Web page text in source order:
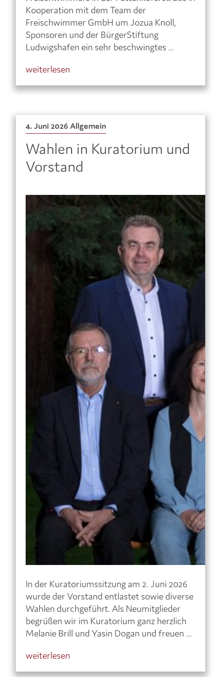
Kooperation mit dem Team der
Freischwimmer GmbH um Jozua Knoll,
Sponsoren und der BürgerStiftung
Ludwigshafen ein sehr beschwingtes ...
weiterlesen
4. Juni 2026Allgemein
Wahlen in Kuratorium und
Vorstand
In der Kuratoriumssitzung am 2. Juni 2026
wurde der Vorstand entlastet sowie diverse
Wahlen durchgeführt. Als Neumitglieder
begrüßen wir im Kuratorium ganz herzlich
Melanie Brill und Yasin Dogan und freuen ...
weiterlesen